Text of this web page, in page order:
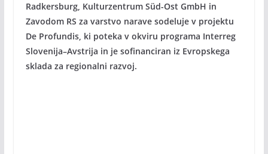
Radkersburg, Kulturzentrum Süd-Ost GmbH in
Zavodom RS za varstvo narave sodeluje v projektu
De Profundis, ki poteka v okviru programa Interreg
Slovenija–Avstrija in je sofinanciran iz Evropskega
sklada za regionalni razvoj.